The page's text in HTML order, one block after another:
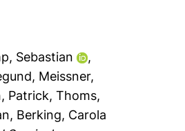
Sebastian
,
, Meissner,
Patrick,Thoms,
, Berking, Carola